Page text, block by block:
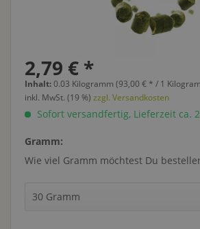
2,79 € *
Inhalt:0.03 Kilogramm (93,00 € * / 1
inkl. MwSt. (19 %) zzgl. Versandkosten
Sofort versandfertig, Lieferzeit ca.
Gramm:
Wie viel Gramm möchtest Du